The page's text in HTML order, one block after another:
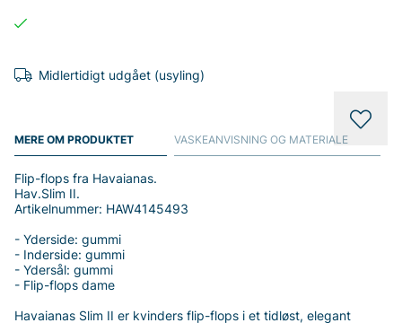
Midlertidigt udgået (usyling)
MERE OM PRODUKTET
Flip-flops fra Havaianas.
Hav.Slim II.
Artikelnummer: HAW4145493
- Yderside: gummi
- Inderside: gummi
- Ydersål: gummi
- Flip-flops dame
Havaianas Slim II er kvinders flip-flops i et tidløst, elegant
VASKEANVISNING OG MATERIALE